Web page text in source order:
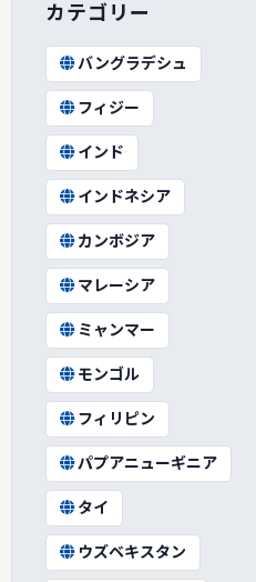
カテゴリー
バングラデシュ
フィジー
インド
インドネシア
カンボジア
マレーシア
ミャンマー
モンゴル
フィリピン
パプアニューギニア
タイ
ウズベキスタン